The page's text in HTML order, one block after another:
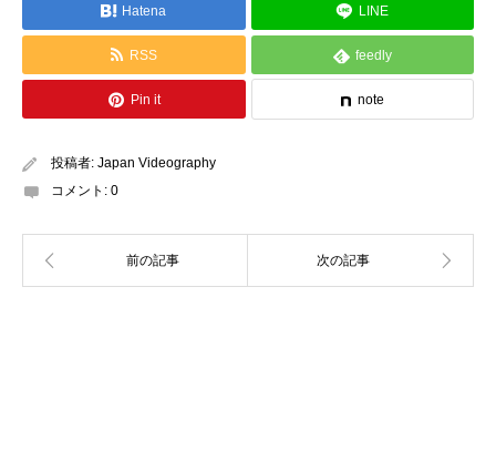
Hatena LINE
RSS feedly
Pin it note
投稿者: Japan Videography
コメント: 0